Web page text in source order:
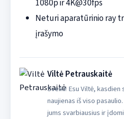
1080p ir 4K@30fps
Neturi aparatūrinio ray
įrašymo
Viltė Petrauskaitė
Sveiki! Esu Viltė,
naujienas iš viso
jums svarbiausius ir